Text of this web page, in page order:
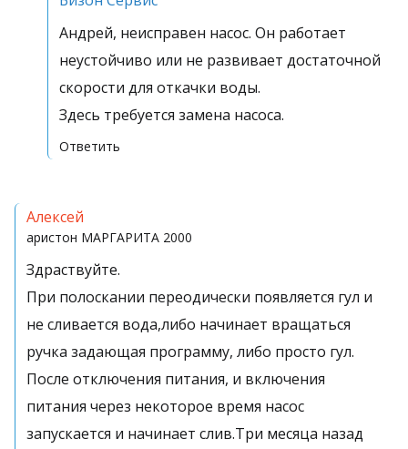
Андрей, неисправен насос. Он работает
неустойчиво или не развивает достаточной
скорости для откачки воды.
Здесь требуется замена насоса.
Ответить
Алексей
аристон МАРГАРИТА 2000
Здраствуйте.
При полоскании переодически появляется гул и
не сливается вода,либо начинает вращаться
ручка задающая программу, либо просто гул.
После отключения питания, и включения
питания через некоторое время насос
запускается и начинает слив.Три месяца назад